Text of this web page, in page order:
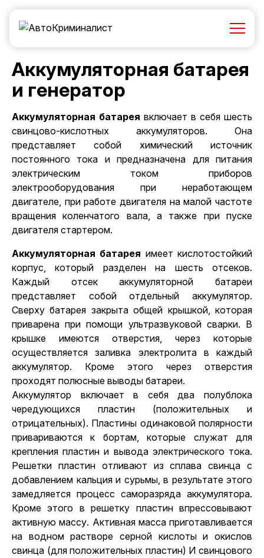
Аккумуляторная батарея
и генератор
Аккумуляторная батарея включает в себя шесть
свинцово-кислотных аккумуляторов. Она
представляет собой химический источник
постоянного тока и предназначена для питания
электрическим током приборов
электрооборудования при неработающем
двигателе, при работе двигателя на малой частоте
вращения коленчатого вала, а также при пуске
двигателя стартером.
Аккумуляторная батарея имеет кислотостойкий
корпус, который разделен на шесть отсеков.
Каждый отсек аккумуляторной батареи
представляет собой отдельный аккумулятор.
Сверху батарея закрыта общей крышкой, которая
приварена при помощи ультразвуковой сварки. В
крышке имеются отверстия, через которые
осуществляется заливка электролита в каждый
аккумулятор. Кроме этого через отверстия
проходят полюсные выводы батареи.
Аккумулятор включает в себя два полублока
чередующихся пластин (положительных и
отрицательных). Пластины одинаковой полярности
привариваются к бортам, которые служат для
крепления пластин и вывода электрического тока.
Решетки пластин отливают из сплава свинца с
добавлением кальция и сурьмы, в результате этого
замедляется процесс саморазряда аккумулятора.
Кроме этого в решетку пластин впрессовывают
активную массу. Активная масса приготавливается
на водном растворе серной кислоты и окислов
свинца (для положительных пластин) И свинцового